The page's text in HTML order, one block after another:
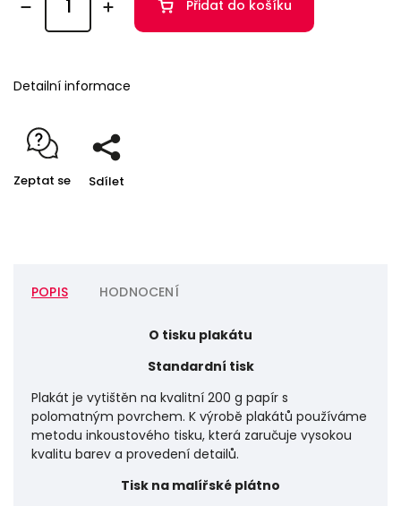
Přidat do košíku
Detailní informace
Zeptat se Sdílet
POPIS HODNOCENÍ
O tisku plakátu
Standardní tisk
Plakát je vytištěn na kvalitní 200 g papír s
polomatným povrchem. K výrobě plakátů používáme
metodu inkoustového tisku, která zaručuje vysokou
kvalitu barev a provedení detailů.
Tisk na malířské plátno